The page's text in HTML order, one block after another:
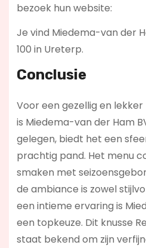
bezoek hun website:
Je vind Miedema-van der
100 in Ureterp.
Conclusie
Voor een gezellig en
is Miedema-van der Ham
gelegen, biedt het een
prachtig pand. Het menu
smaken met
de ambiance is zowel
een intieme ervaring is
een topkeuze. Dit knusse
staat bekend om zijn